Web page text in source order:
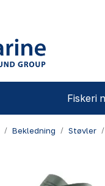
Fiskeri
Bekledning Støvler